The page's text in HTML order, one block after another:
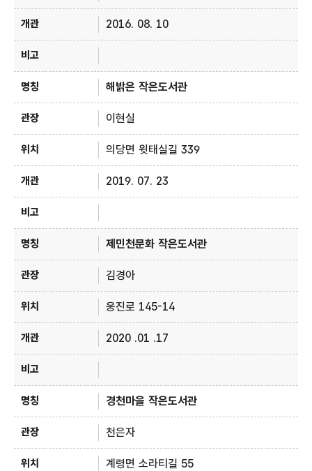
2016. 08. 10
해밝은 작은도서관
이현실
의당면 윗태실길 339
2019. 07. 23
제민천문화 작은도서관
김경아
웅진로 145-14
2020 .01 .17
경천마을 작은도서관
천은자
계령면 소라티길 55